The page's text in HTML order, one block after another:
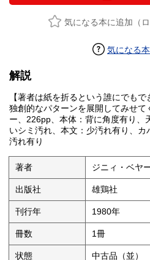
気になる本に追加（
気になる
解説
【著者は紙を折るという誰にでもで
独創的なパターンを展開してみせ
ー、226pp、本体：背に角度有り、
いシミ汚れ、本文：少汚れ有り、
汚れ有り
著者 ジニィ・ベヤ
出版社 雄鶏社
刊行年 1980年
冊数 1冊
状態 中古品（並）